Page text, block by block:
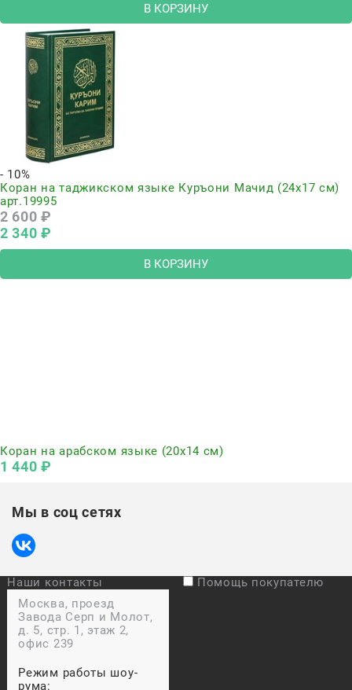
В КОРЗИНУ
- 10%
Коран на таджикском языке Куръони Мачид (24х17 см)
арт.19995
2 600 ₽
2 340 ₽
В КОРЗИНУ
Коран на арабском языке (20х14 см)
1 440 ₽
Мы в соц сетях
Наши контакты
Москва, проезд
Завода Серп и Молот,
д. 5, стр. 1, этаж 2,
офис 239
Режим работы шоу-
рума:
Помощь покупателю